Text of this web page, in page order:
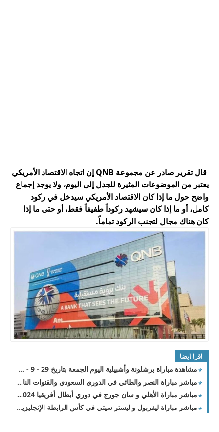
قال تقرير صادر عن مجموعة QNB إن اتجاه الاقتصاد الأمريكي
يعتبر من الموضوعات المثيرة للجدل إلى اليوم، ولا يوجد إجماع
واضح حول ما إذا كان الاقتصاد الأمريكي سيدخل في ركود
كامل، أو ما إذا كان سيشهد ركوداً طفيفاً فقط، أو حتى ما إذا
كان هناك مجال لتجنب الركود تماماً.
اقرا ايضا
مشاهدة مباراة برشلونة وأشبيلية اليوم الجمعة بتاريخ 29 - 9 - 2023 في الدوري الاسباني
مباشر مباراة النصر والطائي في الدوري السعودي والقنوات الناقلة
مباشر مباراة الأهلي و سان جورج في دوري أبطال أفريقيا 2023/2024 والقنوات الناقلة
مباشر مباراة ليفربول و ليستر سيتي في كأس الرابطة الإنجليزية 2023/2024 والقنوات الناقلة